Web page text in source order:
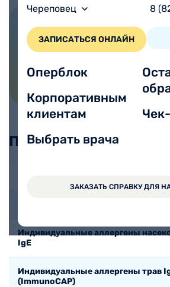
Череповец 8
ЗАПИСАТЬСЯ ОНЛАЙН
Оперблок
Корпоративным
клиентам
Выбрать врача
ЗАКАЗАТЬ СПРАВКУ ДЛЯ
Аллергены в
Пример заголовка к
Индивидуальные аллергены
IgE
Индивидуальные аллергены трав
(ImmunoCAP)